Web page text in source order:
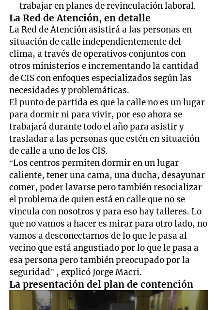
trabajar en planes de revinculación laboral.
La Red de Atención, en detalle
La Red de Atención asistirá a las personas en
situación de calle independientemente del
clima, a través de operativos conjuntos con
otros ministerios e incrementando la cantidad
de CIS con enfoques especializados según las
necesidades y problemáticas.
El punto de partida es que la calle no es un lugar
para dormir ni para vivir, por eso ahora se
trabajará durante todo el año para asistir y
trasladar a las personas que estén en situación
de calle a uno de los CIS.
“Los centros permiten dormir en un lugar
caliente, tener una cama, una ducha, desayunar
comer, poder lavarse pero también resocializar
el problema de quien está en calle que no se
vincula con nosotros y para eso hay talleres. Lo
que no vamos a hacer es mirar para otro lado, no
vamos a desconectarnos de lo que le pasa al
vecino que está angustiado por lo que le pasa a
esa persona pero también preocupado por la
seguridad” , explicó Jorge Macri.
La presentación del plan de contención